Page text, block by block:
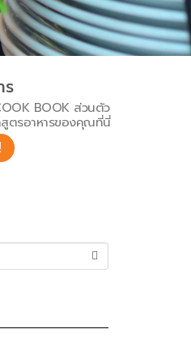
ร
BOOK ส่วนตัว
สูตรอาหารของคุณที่นี่